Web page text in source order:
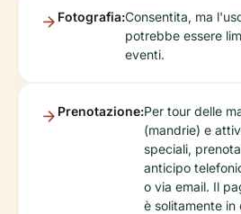
Fotografia:Consentita, ma
potrebbe essere
eventi.
Prenotazione:Per tour delle
(mandrie) e
speciali,
anticipo
o via email. Il
è solitamente in